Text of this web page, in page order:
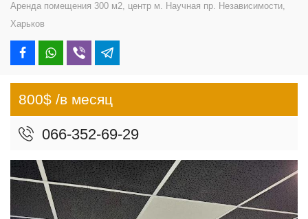
Аренда помещения 300 м2, центр м. Научная пр. Независимости,
Харьков
800$ /в месяц
066-352-69-29